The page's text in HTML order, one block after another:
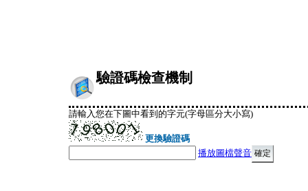
驗證碼檢查機制
請輸入您在下圖中看到的字元(字母區分大小寫)
更換驗證碼
播放圖檔聲音